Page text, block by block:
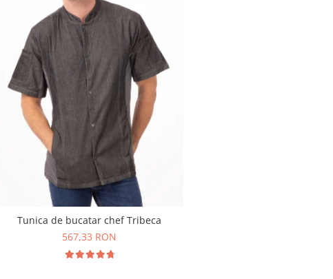
Tunica de bucatar chef Tribeca
567,33 RON